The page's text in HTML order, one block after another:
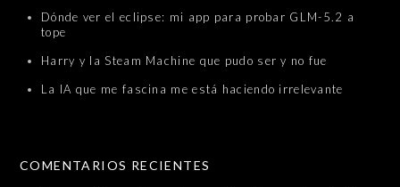
Dónde ver el eclipse: mi app para probar GLM-5.2 a
tope
Harry y la Steam Machine que pudo ser y no fue
La IA que me fascina me está haciendo irrelevante
COMENTARIOS RECIENTES